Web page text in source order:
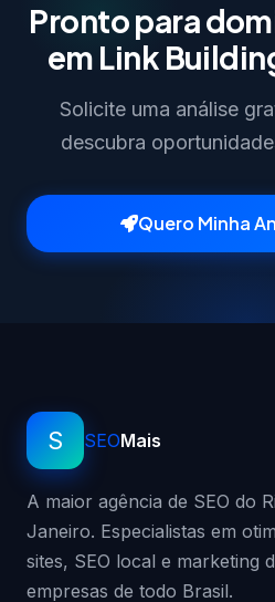
Pronto para
em Link
Solicite uma análise
descubra
Quero Minha
S SEOMais
A maior agência de SEO do
Janeiro. Especialistas em
sites, SEO local e marketing
empresas de todo Brasil.